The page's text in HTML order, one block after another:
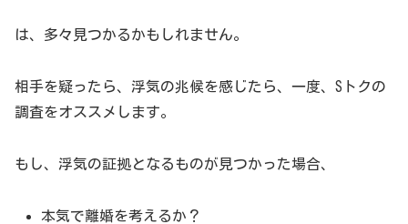
導入から数カ月でSトク「裏アカウント特定サービス 」に
発言で批判を浴びていたアカウントも含まれています。本
人は投稿を削除していてもスクリーンショットを利用され
は、多々見つかるかもしれません。
相手を疑ったら、浮気の兆候を感じたら、一度、Sトクの
調査をオススメします。
もし、浮気の証拠となるものが見つかった場合、
本気で離婚を考えるか？